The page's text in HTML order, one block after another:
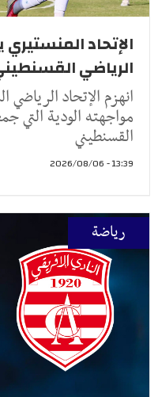
الإتحاد
الرياضي
انهزم الإتحاد
مواجهته الودية التي
القسنطيني
13:39 - 2026/08/06
رياضة